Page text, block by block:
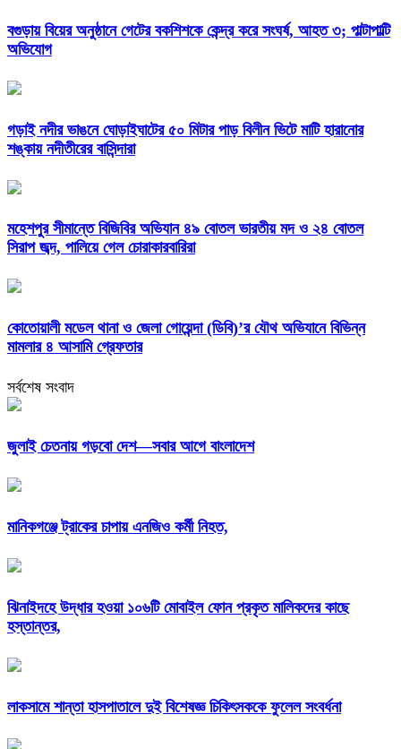
বগুড়ায় বিয়ের অনুষ্ঠানে গেটের বকশিশকে কেন্দ্র করে সংঘর্ষ, আহত ৩; পাল্টাপাল্টি
অভিযোগ
গড়াই নদীর ভাঙনে ঘোড়াইঘাটের ৫০ মিটার পাড় বিলীন ভিটে মাটি হারানোর
শঙ্কায় নদীতীরের বাসিন্দারা
মহেশপুর সীমান্তে বিজিবির অভিযান ৪৯ বোতল ভারতীয় মদ ও ২৪ বোতল
সিরাপ জব্দ, পালিয়ে গেল চোরাকারবারিরা
কোতোয়ালী মডেল থানা ও জেলা গোয়েন্দা (ডিবি)’র যৌথ অভিযানে বিভিন্ন
মামলার ৪ আসামি গ্রেফতার
সর্বশেষ সংবাদ
জুলাই চেতনায় গড়বো দেশ—সবার আগে বাংলাদেশ
মানিকগঞ্জে ট্রাকের চাপায় এনজিও কর্মী নিহত,
ঝিনাইদহে উদ্ধার হওয়া ১০৬টি মোবাইল ফোন প্রকৃত মালিকদের কাছে
হস্তান্তর,
লাকসামে শান্তা হাসপাতালে দুই বিশেষজ্ঞ চিকিৎসককে ফুলেল সংবর্ধনা